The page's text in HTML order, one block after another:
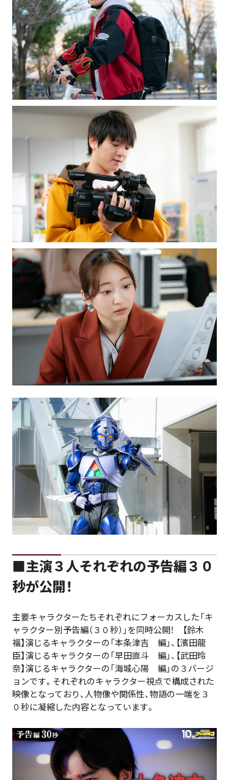
■主演３人それぞれの予告編３０
秒が公開！
主要キャラクターたちそれぞれにフォーカスした「キ
ャラクター別予告編（３０秒）」を同時公開！ 【鈴木
福】演じるキャラクターの「本条津吉 編」、【濱田龍
臣】演じるキャラクターの「早田直斗 編」、【武田玲
奈】演じるキャラクターの「海城心陽 編」の３バージ
ョンです。それぞれのキャラクター視点で構成された
映像となっており、人物像や関係性、物語の一端を３
０秒に凝縮した内容となっています。